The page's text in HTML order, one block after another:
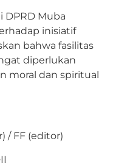
DPRD Muba
inisiatif
bahwa fasilitas
diperlukan
moral dan spiritual
/ FF (editor)